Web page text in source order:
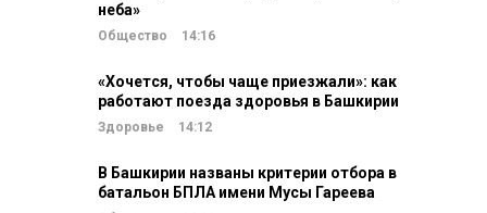
неба»
Общество 14:16
«Хочется, чтобы чаще приезжали»: как
работают поезда здоровья в Башкирии
Здоровье 14:12
В Башкирии названы критерии отбора в
батальон БПЛА имени Мусы Гареева